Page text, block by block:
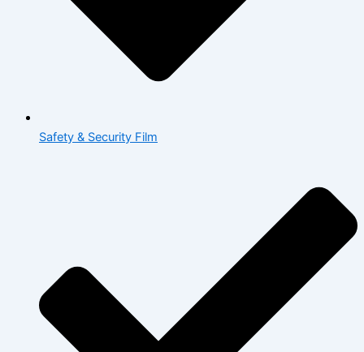
Safety & Security Film